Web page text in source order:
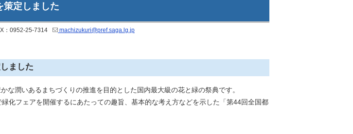
策定しました
：0952-25-7314 machizukuri@pref.saga.lg.jp
ました
潤いあるまちづくりの推進を目的とした国内最大級の花と緑の祭典です。
化フェアを開催するにあたっての趣旨、基本的な考え方などを示した「第44回全国都